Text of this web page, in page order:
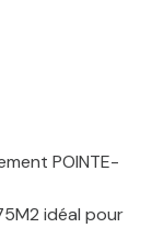
POINTE-
idéal pour